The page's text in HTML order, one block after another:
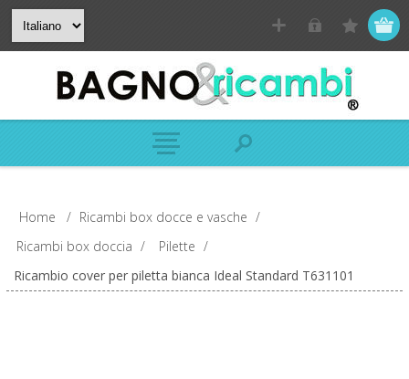
Home / Ricambi box docce e vasche /
Ricambi box doccia / Pilette /
Ricambio cover per piletta bianca Ideal Standard T631101